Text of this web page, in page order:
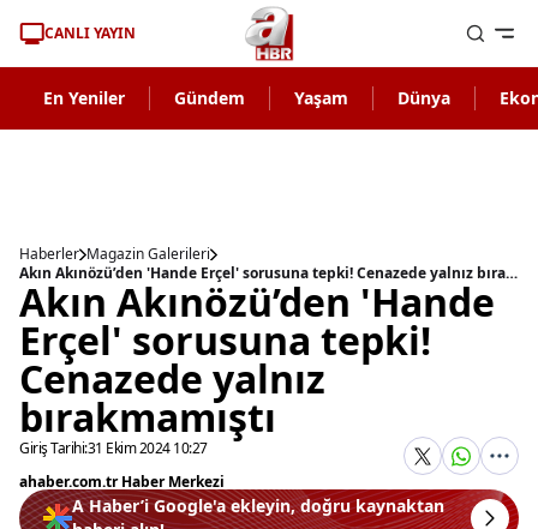
CANLI YAYIN
En Yeniler Gündem Yaşam Dünya
Haberler Magazin Galerileri
Akın Akınözü’den 'Hande Erçel' sorusuna tepki! Cenazede yalnız bırakmamıştı
Akın Akınözü’den 'Hande
Erçel' sorusuna tepki!
Cenazede yalnız
bırakmamıştı
Giriş Tarihi:31 Ekim 2024 10:27
ahaber.com.tr Haber Merkezi
A Haber’i Google'a ekleyin, doğru kaynaktan